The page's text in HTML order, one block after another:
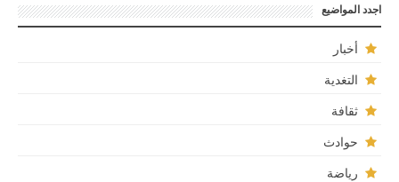
اجدد المواضيع
أخبار
التغدية
ثقافة
حوادث
رياضة